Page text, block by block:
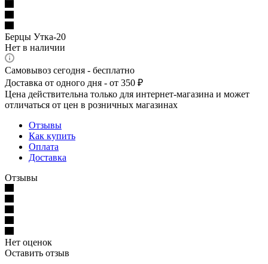
Берцы Утка-20
Нет в наличии
Самовывоз сегодня - бесплатно
Доставка от одного дня - от 350 ₽
Цена действительна только для интернет-магазина и может
отличаться от цен в розничных магазинах
Отзывы
Как купить
Оплата
Доставка
Отзывы
Нет оценок
Оставить отзыв